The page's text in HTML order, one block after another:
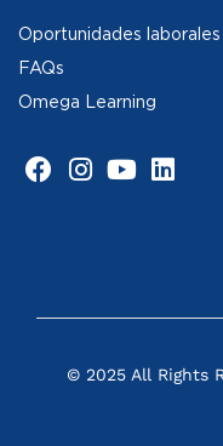
Oportunidades laborales
FAQs
Omega Learning
© 2025 All Rights